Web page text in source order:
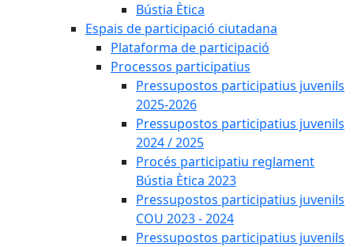
Bústia Ètica
Espais de participació ciutadana
Plataforma de participació
Processos participatius
Pressupostos participatius juvenils
2025-2026
Pressupostos participatius juvenils
2024 / 2025
Procés participatiu reglament
Bústia Ètica 2023
Pressupostos participatius juvenils
COU 2023 - 2024
Pressupostos participatius juvenils